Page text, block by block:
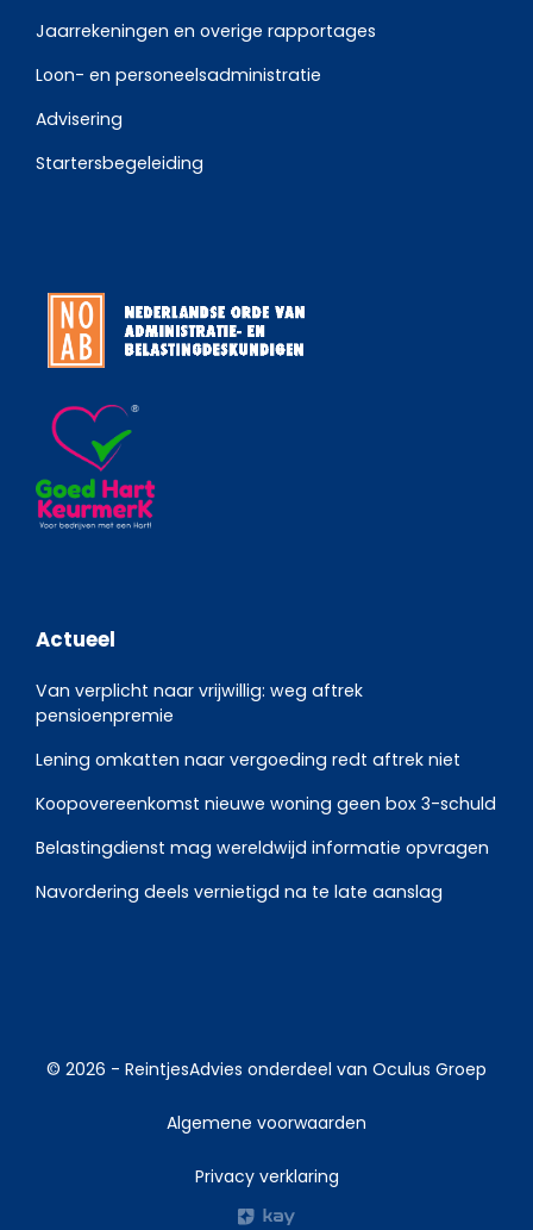
Jaarrekeningen en overige rapportages
Loon- en personeelsadministratie
Advisering
Startersbegeleiding
Actueel
Van verplicht naar vrijwillig: weg aftrek
pensioenpremie
Lening omkatten naar vergoeding redt aftrek niet
Koopovereenkomst nieuwe woning geen box 3-schuld
Belastingdienst mag wereldwijd informatie opvragen
Navordering deels vernietigd na te late aanslag
© 2026 - ReintjesAdvies onderdeel van Oculus Groep
Algemene voorwaarden
Privacy verklaring